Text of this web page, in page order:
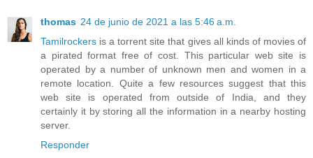
thomas 24 de junio de 2021 a las 5:46 a.m.
Tamilrockers is a torrent site that gives all kinds of movies of
a pirated format free of cost. This particular web site is
operated by a number of unknown men and women in a
remote location. Quite a few resources suggest that this
web site is operated from outside of India, and they
certainly it by storing all the information in a nearby hosting
server.
Responder